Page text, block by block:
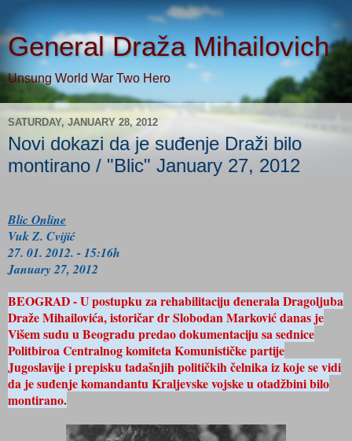
General Draža Mihailovich
Unsung World War Two Hero
SATURDAY, JANUARY 28, 2012
Novi dokazi da je suđenje Draži bilo
montirano / "Blic" January 27, 2012
Blic Online
Vuk Z. Cvijić
27. 01. 2012. - 15:16h
January 27, 2012
BEOGRAD - U postupku za rehabilitaciju đenerala Dragoljuba
Draže Mihailovića, istoričar dr Slobodan Marković danas je
Višem sudu u Beogradu predao dokumentaciju sa sednice
Politbiroa Centralnog komiteta Komunističke partije
Jugoslavije i prepisku tadašnjih političkih čelnika iz koje se vidi
da je suđenje komandantu Kraljevske vojske u otadžbini bilo
montirano.